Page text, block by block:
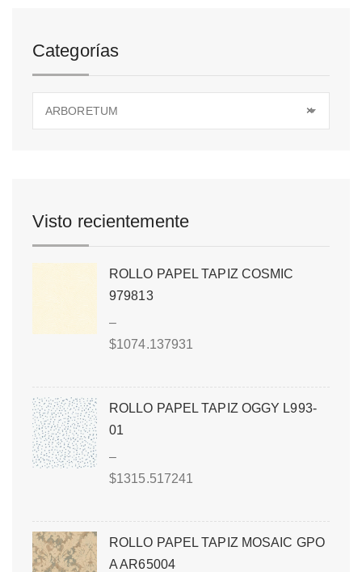
Categorías
×
ARBORETUM
Visto recientemente
ROLLO PAPEL TAPIZ COSMIC
979813
–
$1074.137931
ROLLO PAPEL TAPIZ OGGY L993-
01
–
$1315.517241
ROLLO PAPEL TAPIZ MOSAIC GPO
A AR65004